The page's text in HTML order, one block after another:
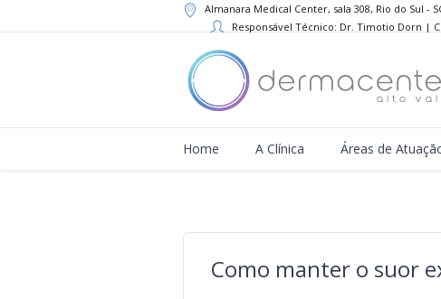
Almanara Medical Center, sala 308, Rio do Sul -
Responsável Técnico: Dr. Timotio Dorn |
Home A Clínica Áreas de
Como manter o suor